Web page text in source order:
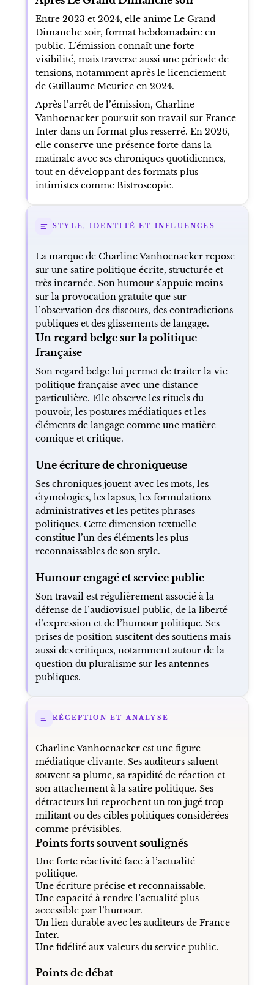
Entre 2023 et 2024, elle anime Le Grand
Dimanche soir, format hebdomadaire en
public. L’émission connaît une forte
visibilité, mais traverse aussi une période de
tensions, notamment après le licenciement
de Guillaume Meurice en 2024.
Après l’arrêt de l’émission, Charline
Vanhoenacker poursuit son travail sur France
Inter dans un format plus resserré. En 2026,
elle conserve une présence forte dans la
matinale avec ses chroniques quotidiennes,
tout en développant des formats plus
intimistes comme Bistroscopie.
STYLE, IDENTITÉ ET INFLUENCES
La marque de Charline Vanhoenacker repose
sur une satire politique écrite, structurée et
très incarnée. Son humour s’appuie moins
sur la provocation gratuite que sur
l’observation des discours, des contradictions
publiques et des glissements de langage.
Un regard belge sur la politique
française
Son regard belge lui permet de traiter la vie
politique française avec une distance
particulière. Elle observe les rituels du
pouvoir, les postures médiatiques et les
éléments de langage comme une matière
comique et critique.
Une écriture de chroniqueuse
Ses chroniques jouent avec les mots, les
étymologies, les lapsus, les formulations
administratives et les petites phrases
politiques. Cette dimension textuelle
constitue l’un des éléments les plus
reconnaissables de son style.
Humour engagé et service public
Son travail est régulièrement associé à la
défense de l’audiovisuel public, de la liberté
d’expression et de l’humour politique. Ses
prises de position suscitent des soutiens mais
aussi des critiques, notamment autour de la
question du pluralisme sur les antennes
publiques.
RÉCEPTION ET ANALYSE
Charline Vanhoenacker est une figure
médiatique clivante. Ses auditeurs saluent
souvent sa plume, sa rapidité de réaction et
son attachement à la satire politique. Ses
détracteurs lui reprochent un ton jugé trop
militant ou des cibles politiques considérées
comme prévisibles.
Points forts souvent soulignés
Une forte réactivité face à l’actualité
politique.
Une écriture précise et reconnaissable.
Une capacité à rendre l’actualité plus
accessible par l’humour.
Un lien durable avec les auditeurs de France
Inter.
Une fidélité aux valeurs du service public.
Points de débat